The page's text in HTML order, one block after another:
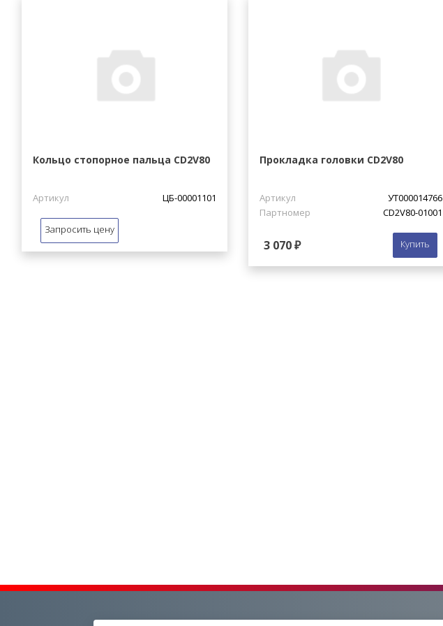
Кольцо стопорное пальца CD2V80
Артикул ЦБ-00001101
Запросить цену
Прокладка головки CD2V80
Артикул
УТ000014766
Партномер
CD2V80-01001
3 070 ₽ Купить